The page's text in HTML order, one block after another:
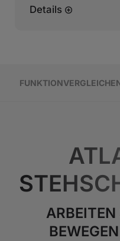
Details
FUNKTION